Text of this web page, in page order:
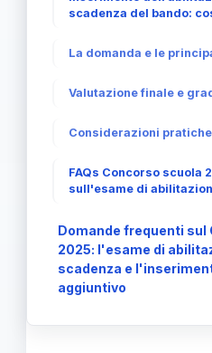
scadenza del bando:
La domanda e le
Valutazione finale e
Considerazioni
FAQs Concorso scuola
sull'esame di
Domande frequenti sul
2025: l'esame di
scadenza e
aggiuntivo